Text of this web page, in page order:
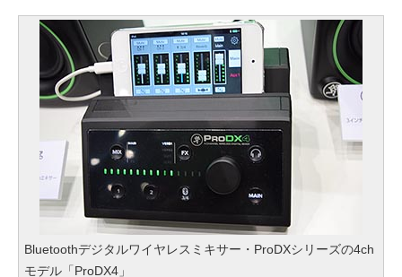
Bluetoothデジタルワイヤレスミキサー・ProDXシリーズの4ch
モデル「ProDX4」